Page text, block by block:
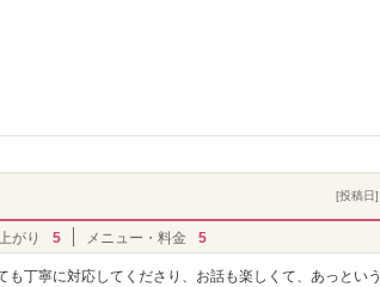
[投稿日
がり 5 メニュー・料金 5
丁寧に対応してくださり、お話も楽しくて、あっとい